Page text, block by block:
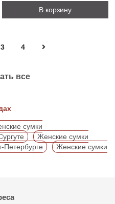
В корзину
3 4
все
сумки
Женские сумки
Петербурге
Женские сумки